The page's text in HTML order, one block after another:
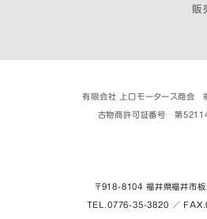
販
有限会社 上口モータース商会
古物商許可証番号 第
〒918-8104 福井県福井市板
TEL.0776-35-3820 ／